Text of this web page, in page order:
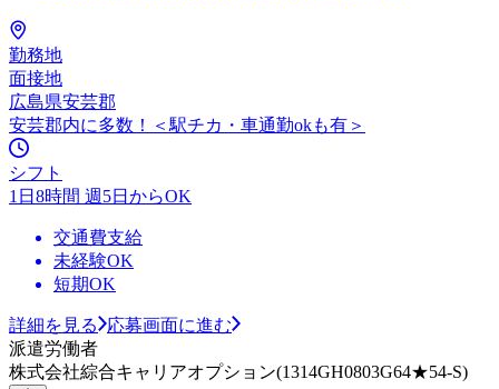
勤務地
面接地
広島県安芸郡
安芸郡内に多数！＜駅チカ・車通勤okも有＞
シフト
1日8時間 週5日からOK
交通費支給
未経験OK
短期OK
詳細を見る
応募画面に進む
派遣労働者
株式会社綜合キャリアオプション(1314GH0803G64★54-S)